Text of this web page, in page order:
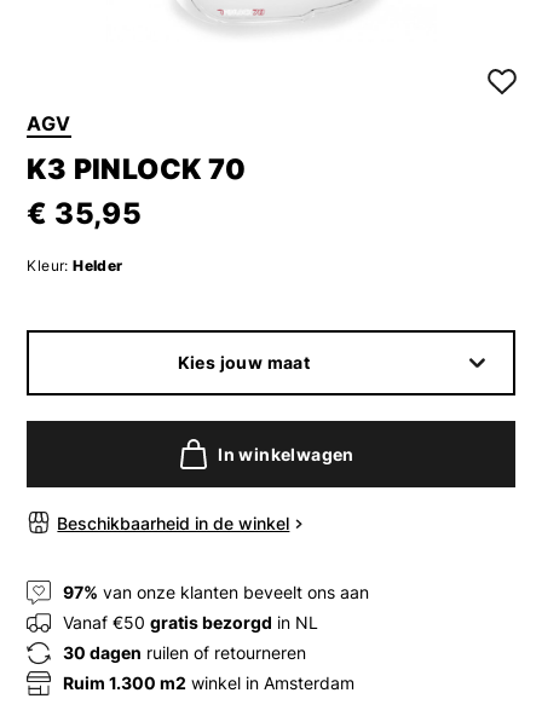
AGV
K3 PINLOCK 70
€ 35,95
Kleur: Helder
Kies jouw maat
In winkelwagen
Beschikbaarheid in de winkel
97% van onze klanten beveelt ons aan
Vanaf €50gratis bezorgd in NL
30 dagen ruilen of retourneren
Ruim 1.300 m2 winkel in Amsterdam